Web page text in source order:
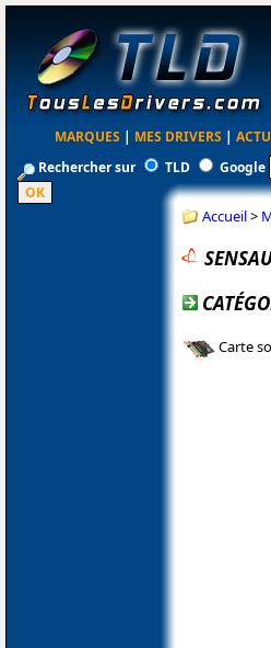
MARQUES | MES DRIVERS |
Rechercher sur
TLD Google
Accueil>
Carte